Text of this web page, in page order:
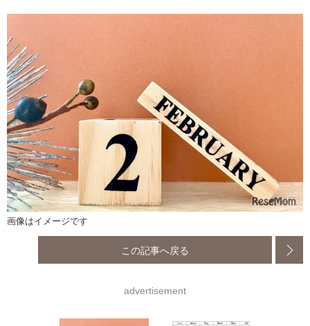
画像はイメージです
この記事へ戻る
advertisement